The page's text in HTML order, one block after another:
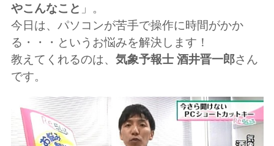
やこんなこと 」。
今日は、パソコンが苦手で操作に時間がかか
る・・・というお悩みを解決します！
教えてくれるのは、 気象予報士 酒井晋一郎さん
です。